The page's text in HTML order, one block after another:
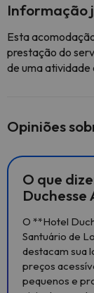
Informação
Esta
prestação do
de uma atividade
Opiniões
O que
Duchesse
O **Hotel
Santuário de
destacam sua
preços
pequenos e